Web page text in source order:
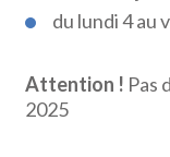
du lundi 4 au
Attention ! Pas
2025